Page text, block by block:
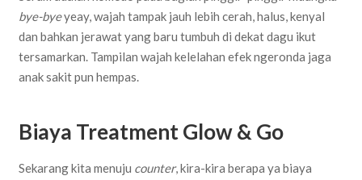
bye-byeyeay, wajah tampak jauh lebih cerah, halus, kenyal
dan bahkan jerawat yang baru tumbuh di dekat dagu ikut
tersamarkan. Tampilan wajah kelelahan efek ngeronda jaga
anak sakit pun hempas.
Biaya Treatment Glow & Go
Sekarang kita menuju counter, kira-kira berapa ya biaya